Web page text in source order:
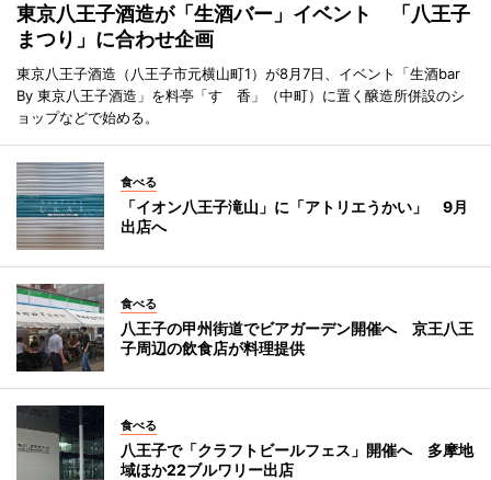
東京八王子酒造が「生酒バー」イベント 「八王子
まつり」に合わせ企画
東京八王子酒造（八王子市元横山町1）が8月7日、イベント「生酒bar
By 東京八王子酒造」を料亭「すゞ香」（中町）に置く醸造所併設のシ
ョップなどで始める。
食べる
「イオン八王子滝山」に「アトリエうかい」 9月
出店へ
食べる
八王子の甲州街道でビアガーデン開催へ 京王八王
子周辺の飲食店が料理提供
食べる
八王子で「クラフトビールフェス」開催へ 多摩地
域ほか22ブルワリー出店